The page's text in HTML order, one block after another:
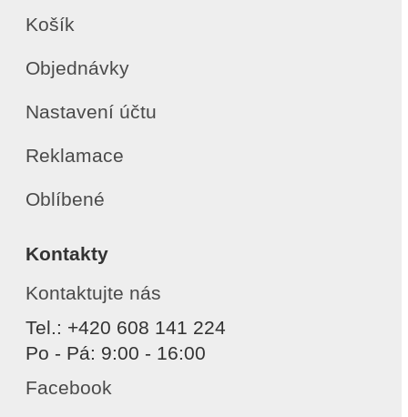
Košík
Objednávky
Nastavení účtu
Reklamace
Oblíbené
Kontakty
Kontaktujte nás
Tel.: +420 608 141 224
Po - Pá: 9:00 - 16:00
Facebook